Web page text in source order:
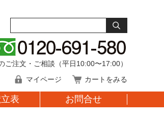
ご注文・ご相談（平日10:00〜17:00）
マイページ カートをみる
表 お問合せ